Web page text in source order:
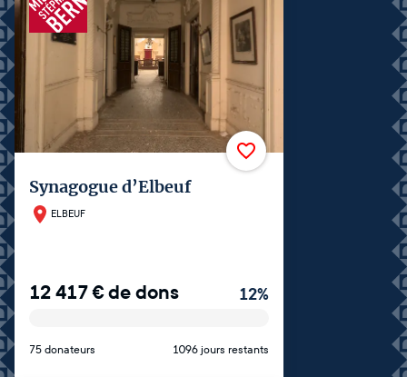
Synagogue d’Elbeuf
ELBEUF
12 417€de dons 12%
75 donateurs 1096 jours restants